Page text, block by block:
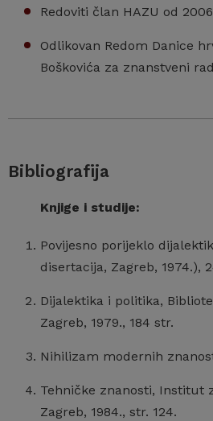
Redoviti član HAZU od
Odlikovan Redom Danice
Boškovića za znanstveni
Bibliografija
Knjige i studije:
Povijesno porijeklo
disertacija, Zagreb, 1974.),
Dijalektika i politika,
Zagreb, 1979., 184 str.
Nihilizam modernih
Tehničke znanosti, Institut
Zagreb, 1984., str. 124.